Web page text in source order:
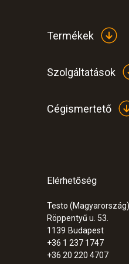
:0563 7352
216.500 Ft
274.955 Ft
Termékek
Szolgáltatások
Cégismertető
Elérhetőség
Testo
Röppentyű u. 53.
1139 Budapest
+36 1 237 1747
+36 20 220 4707